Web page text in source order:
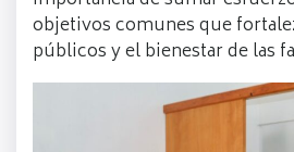
objetivos comunes que
públicos y el bienestar de las